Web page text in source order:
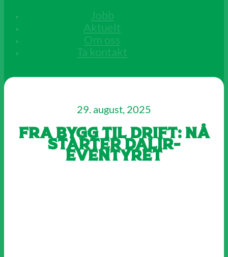
Jobb
Aktuelt
Om oss
Ta kontakt
29. august, 2025
Fra bygg til drift: Nå
starter Dalir-
eventyret